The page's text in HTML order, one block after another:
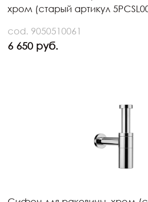
хром (старый артикул
cod. 9050510061
6 650 руб.